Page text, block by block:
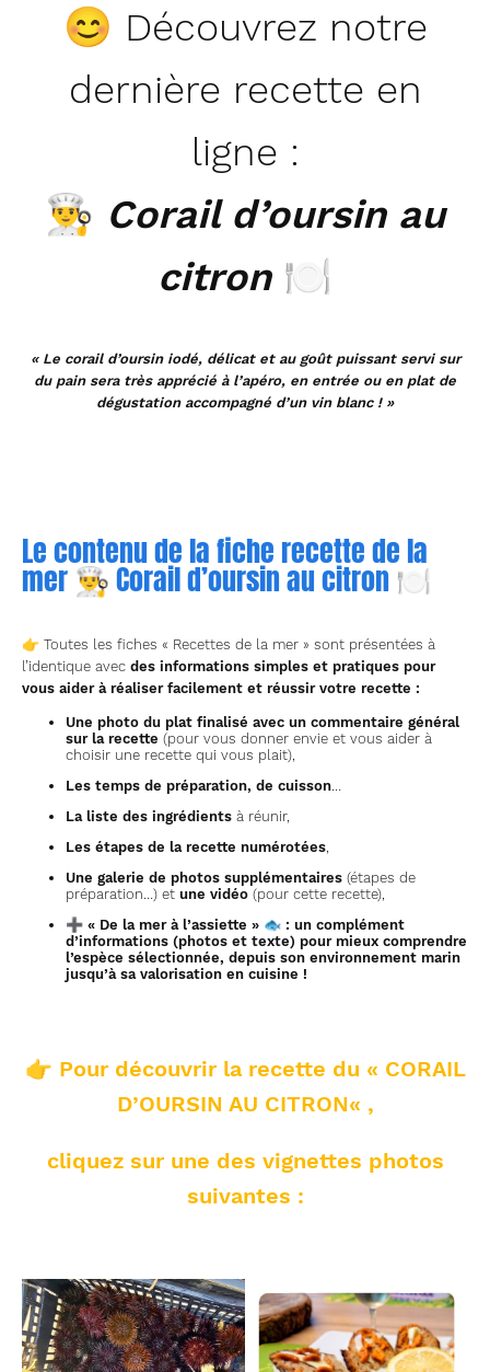
😊 Découvrez notre
dernière recette en
ligne :
👨‍🍳 Corail d’oursin au
citron🍽
« Le corail d’oursin iodé, délicat et au goût puissant servi sur
du pain sera très apprécié à l’apéro, en entrée ou en plat de
dégustation accompagné d’un vin blanc ! »
Le contenu de la fiche recette de la
mer 👨‍🍳 Corail d’oursin au citron 🍽
👉 Toutes les fiches « Recettes de la mer » sont présentées à
l’identique avec des informations simples et pratiques pour
vous aider à réaliser facilement et réussir votre recette :
Une photo du plat finalisé avec un commentaire général
sur la recette (pour vous donner envie et vous aider à
choisir une recette qui vous plait),
Les temps de préparation, de cuisson…
La liste des ingrédients à réunir,
Les étapes de la recette numérotées,
Une galerie de photos supplémentaires (étapes de
préparation…) et une vidéo (pour cette recette),
➕ « De la mer à l’assiette » 🐟 : un complément
d’informations (photos et texte) pour mieux comprendre
l’espèce sélectionnée, depuis son environnement marin
jusqu’à sa valorisation en cuisine !
👉 Pour découvrir la recette du « CORAIL
D’OURSIN AU CITRON« ,
cliquez sur une des vignettes photos
suivantes :